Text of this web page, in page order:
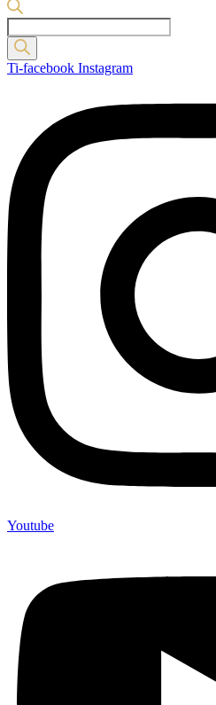
Products
search
Ti-facebook Instagram
Youtube